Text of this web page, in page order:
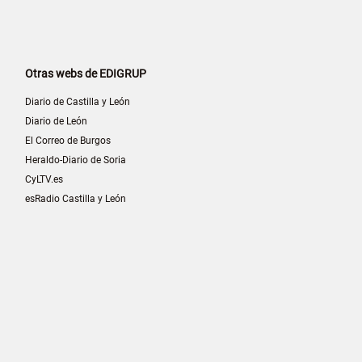
Otras webs de EDIGRUP
Diario de Castilla y León
Diario de León
El Correo de Burgos
Heraldo-Diario de Soria
CyLTV.es
esRadio Castilla y León